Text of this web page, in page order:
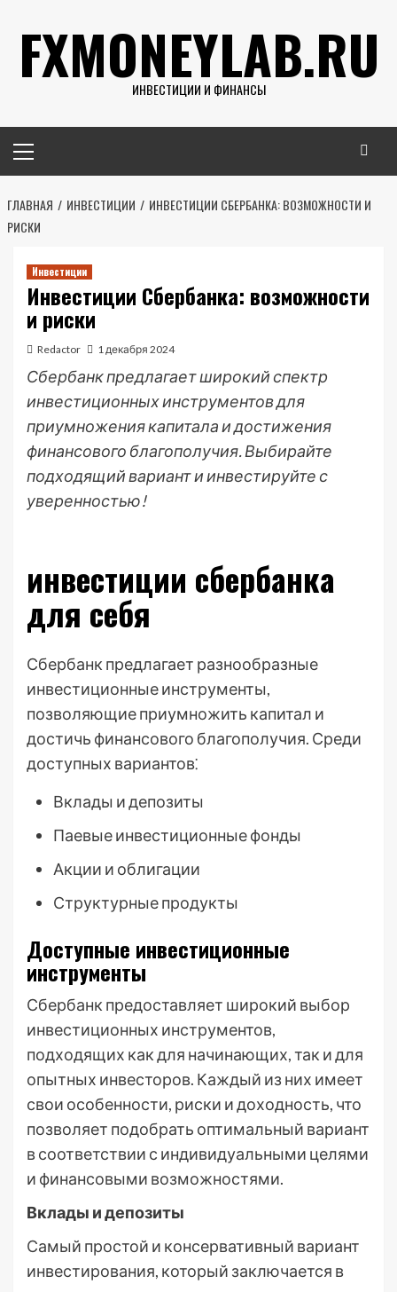
содержимому
FXMONEYLAB.RU
ИНВЕСТИЦИИ И ФИНАНСЫ
меню
ГЛАВНАЯ ИНВЕСТИЦИИ
ИНВЕСТИЦИИ СБЕРБАНКА: ВОЗМОЖНОСТИ И
РИСКИ
Инвестиции
Инвестиции Сбербанка: возможности
и риски
Redactor 1 декабря 2024
Сбербанк предлагает широкий спектр
инвестиционных инструментов для
приумножения капитала и достижения
финансового благополучия. Выбирайте
подходящий вариант и инвестируйте с
уверенностью!
инвестиции сбербанка
для себя
Сбербанк предлагает разнообразные
инвестиционные инструменты,
позволяющие приумножить капитал и
достичь финансового благополучия. Среди
доступных вариантов⁚
Вклады и депозиты
Паевые инвестиционные фонды
Акции и облигации
Структурные продукты
Доступные инвестиционные
инструменты
Сбербанк предоставляет широкий выбор
инвестиционных инструментов,
подходящих как для начинающих, так и для
опытных инвесторов. Каждый из них имеет
свои особенности, риски и доходность, что
позволяет подобрать оптимальный вариант
в соответствии с индивидуальными целями
и финансовыми возможностями.
Вклады и депозиты
Самый простой и консервативный вариант
инвестирования, который заключается в